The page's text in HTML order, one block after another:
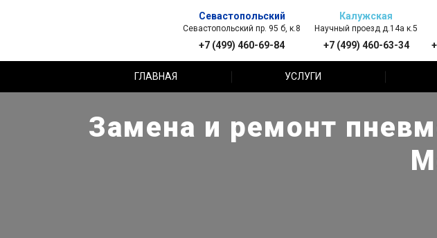
Севастопольский
Севастопольский пр. 95 б, к.8
+7 (499) 460-69-84
Калужская
Научный проезд д.14а к.5
+7 (499) 460-63-34
ГЛАВНАЯ УСЛУГИ
Замена и ремонт